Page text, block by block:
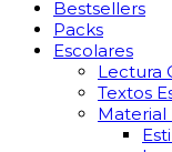
Bestsellers
Packs
Escolares
Lectura
Textos
Material